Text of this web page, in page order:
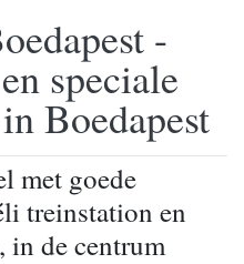
-
speciale
Boedapest
met goede
treinstation en
in de centrum